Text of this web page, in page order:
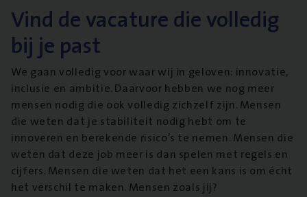
Vind de vacature die volledig
bij je past
We gaan volledig voor waar wij in geloven: innovatie,
inclusie en ambitie. Daarvoor hebben we nog meer
mensen nodig die ook volledig zichzelf zijn. Mensen
die weten dat je stabiliteit nodig hebt om te
innoveren en berekende risico’s te nemen. Mensen die
weten dat deze job meer is dan spelen met regels en
cijfers. Mensen die weten dat het een kans is om écht
het verschil te maken. Mensen zoals jij?